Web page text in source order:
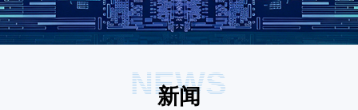
NEWS
新闻